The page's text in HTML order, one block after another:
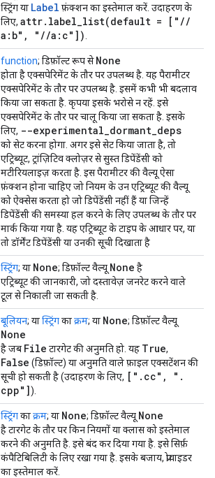
स्ट्रिंग या Label फ़ंक्शन का इस्तेमाल करें. उदाहरण के
लिए, attr. label_list(default = [" //
a:b" , " //a:c"])
function; डिफ़ॉल्ट रूप सेNone
होता हैएक्सपेरिमेंट के तौर पर उपलब्ध है . यह पैरामीटर
एक्सपेरिमेंट के तौर पर उपलब्ध है. इसमें कभी भी बदलाव
किया जा सकता है. कृपया इसके भरोसे न रहें. इसे
एक्सपेरिमेंट के तौर पर चालू किया जा सकता है. इसके
लिए, --experimental_dormant_deps
को सेट करना होगा. अगर इसे सेट किया जाता है, तो
एट्रिब्यूट, ट्रांज़िटिव क्लोज़र से सुस्त डिपेंडेंसी को
मटीरियलाइज़ करता है. इस पैरामीटर की वैल्यू ऐसा
फ़ंक्शन होना चाहिए जो नियम के उन एट्रिब्यूट की वैल्यू
को ऐक्सेस करता हो जो डिपेंडेंसी नहीं हैं या जिन्हें
डिपेंडेंसी की समस्या हल करने के लिए उपलब्ध के तौर पर
मार्क किया गया है. यह एट्रिब्यूट के टाइप के आधार पर, या
तो डॉर्मेंट डिपेंडेंसी या उनकी सूची दिखाता है
स्ट्रिंग; या None; डिफ़ॉल्ट वैल्यू None है
एट्रिब्यूट की जानकारी, जो दस्तावेज़ जनरेट करने वाले
टूल से निकाली जा सकती है.
बूलियन; यास्ट्रिंगकाक्रम; या None; डिफ़ॉल्ट वैल्यू
None
है जब File टारगेट की अनुमति हो. यह True,
False (डिफ़ॉल्ट) या अनुमति वाले फ़ाइल एक्सटेंशन की
सूची हो सकती है (उदाहरण के लिए, [" . cc" , " .
cpp"]).
स्ट्रिंगकाक्रम; या None; डिफ़ॉल्ट वैल्यू None
है टारगेट के तौर पर किन नियमों या क्लास को इस्तेमाल
करने की अनुमति है. इसे बंद कर दिया गया है. इसे सिर्फ़
कंपैटिबिलिटी के लिए रखा गया है. इसके बजाय, प्रोवाइडर
का इस्तेमाल करें.